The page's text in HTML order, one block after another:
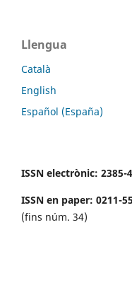
Llengua
Català
English
Español (España)
ISSN electrònic: 2385-
ISSN en paper: 0211-
(fins núm. 34)